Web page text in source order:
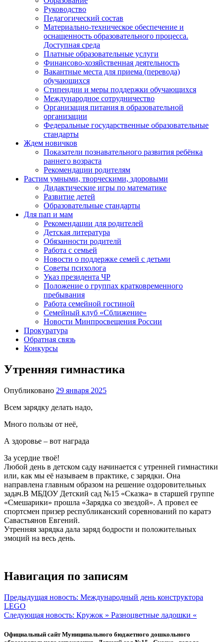
Руководство
Педагогический состав
Материально-техническое обеспечение и
оснащенность образовательного процесса.
Доступная среда
Платные образовательные услуги
Финансово-хозяйственная деятельность
Вакантные места для приема (перевода)
обучающихся
Стипендии и меры поддержки обучающихся
Международное сотрудничество
Организация питания в образовательной
организации
Федеральные государственные образовательные
стандарты
Ждем новичков
Показатели познавательного развития ребёнка
раннего возраста
Рекомендации родителям
Растим умными, творческими, здоровыми
Дидактические игры по математике
Развитие детей
Образовательные стандарты
Для пап и мам
Рекомендации для родителей
Детская литература
Обязанности родителй
Работа с семьей
Новости о поддержке семей с детьми
Советы психолога
Указ президента ЧР
Положение о группах кратковременного
пребывания
Работа семейной гостиной
Семейный клуб «Сближение»
Новости Минпросвещения России
Прокуратура
Обратная связь
Конкурсы
Утренняя гимнастика
Опубликовано 29 января 2025
Всем зарядку делать надо,
Много пользы от неё,
А здоровье – вот награда
За усердие твоё!
Любой день в детском саду начинается с утренней гимнастики
или, как мы её называем в практике, с зарядки. Она
направлена главным образом на решение оздоровительных
задач.В МБДОУ Детский сад №15 «Сказка» в старшей группе
«Смешарики» прошла «Зарядка со звездой». А провел ее
спортсмен призер республиканский соревнований по каратэ
Савастьянов Евгений.
Утренняя зарядка дала заряд бодрости и положительных
эмоций на весь день.
Навигация по записям
Предыдущая новость: Международный день конструктора
LEGO
Следующая новость: Кружок » Разноцветные ладошки «
Официальный сайт Муниципального бюджетного дошкольного